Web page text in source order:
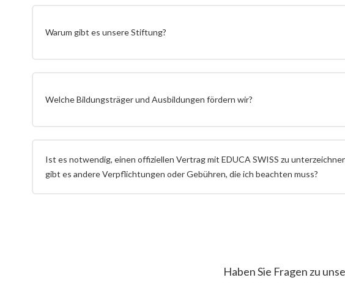
Warum gibt es unsere Stiftung?
Welche Bildungsträger und Ausbildungen fördern wir?
Ist es notwendig, einen offiziellen Vertrag mit EDUCA SWISS zu
gibt es andere Verpflichtungen oder Gebühren, die ich beachten muss?
Haben Sie Fragen zu